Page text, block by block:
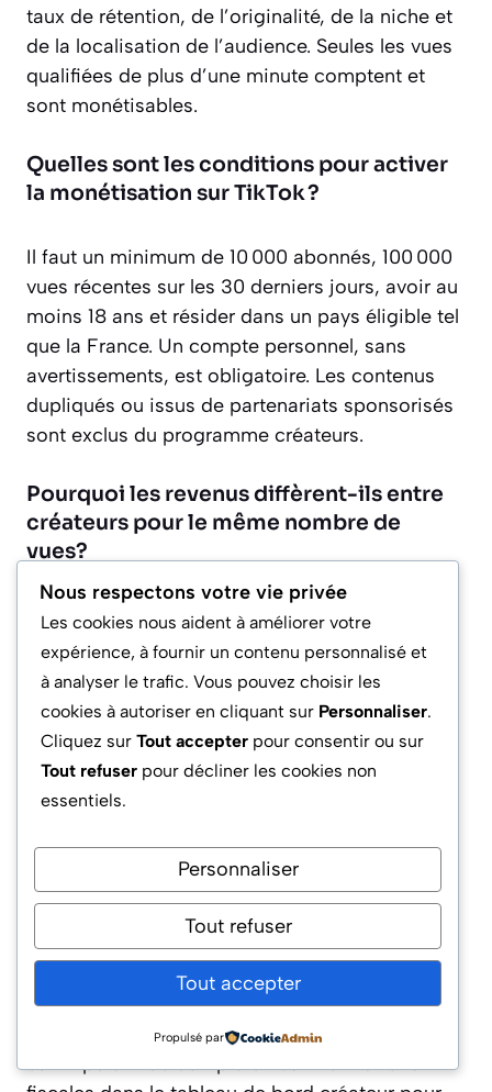
taux de rétention, de l’originalité, de la niche et
de la localisation de l’audience. Seules les vues
qualifiées de plus d’une minute comptent et
sont monétisables.
Quelles sont les conditions pour activer
la monétisation sur TikTok ?
Il faut un minimum de 10 000 abonnés, 100 000
vues récentes sur les 30 derniers jours, avoir au
moins 18 ans et résider dans un pays éligible tel
que la France. Un compte personnel, sans
avertissements, est obligatoire. Les contenus
dupliqués ou issus de partenariats sponsorisés
sont exclus du programme créateurs.
Pourquoi les revenus diffèrent-ils entre
créateurs pour le même nombre de
vues?
Votre RPM dépend de la niche (finance mieux
payée que le divertissement), de la localisation
des spectateurs (France ou USA mieux
valorisés), et du taux d’engagement réel. Les
vidéos longues et éducatives sont également
mieux rémunérées. Les variations s’expliquent
donc par des critères qualitatifs autant que
Comment se déroulent les paiements et
quels sont les délais ?
Les paiements s’effectuent via PayPal ou
virement bancaire, généralement avant le 15 du
mois suivant l’atteinte du seuil minimal (50 $). Il
est impératif de compléter les informations
Nous respectons votre vie privée
Les cookies nous aident à améliorer votre
expérience, à fournir un contenu personnalisé et
à analyser le trafic. Vous pouvez choisir les
cookies à autoriser en cliquant sur Personnaliser.
Cliquez sur Tout accepter pour consentir ou sur
Tout refuser pour décliner les cookies non
essentiels.
Personnaliser
Tout refuser
Tout accepter
Propulsé par